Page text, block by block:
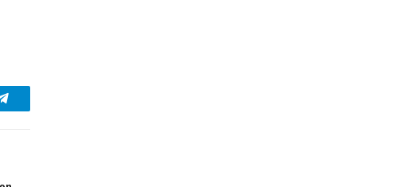
Telegram